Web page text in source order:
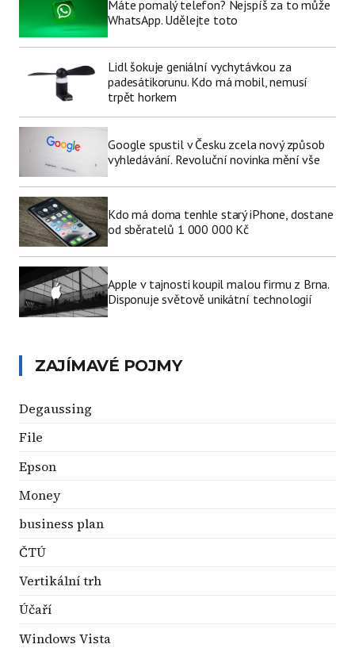
Máte pomalý telefon? Nejspíš za to může
WhatsApp. Udělejte toto
Lidl šokuje geniální vychytávkou za
padesátikorunu. Kdo má mobil, nemusí
trpět horkem
Google spustil v Česku zcela nový způsob
vyhledávání. Revoluční novinka mění vše
Kdo má doma tenhle starý iPhone, dostane
od sběratelů 1 000 000 Kč
Apple v tajnosti koupil malou firmu z Brna.
Disponuje světově unikátní technologií
ZAJÍMAVÉ POJMY
Degaussing
File
Epson
Money
business plan
ČTÚ
Vertikální trh
Účaří
Windows Vista